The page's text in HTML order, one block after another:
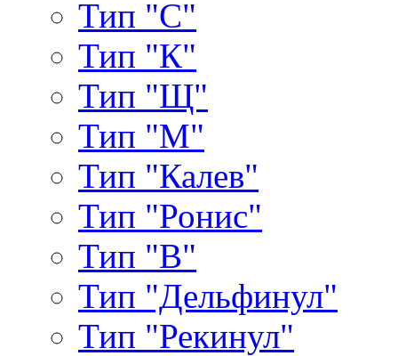
Тип "С"
Тип "К"
Тип "Щ"
Тип "М"
Тип "Калев"
Тип "Ронис"
Тип "В"
Тип "Дельфинул"
Тип "Рекинул"